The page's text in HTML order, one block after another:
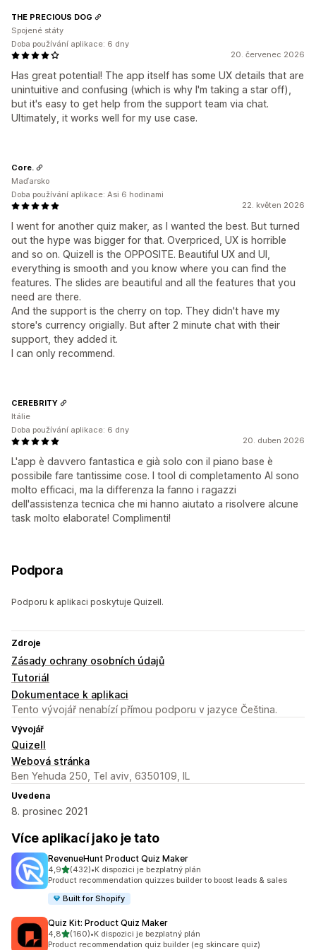
20. červenec 2026
Has great potential! The app itself has some UX details that are
unintuitive and confusing (which is why I'm taking a star off),
but it's easy to get help from the support team via chat.
Ultimately, it works well for my use case.
THE PRECIOUS DOG
Spojené státy
Doba používání aplikace: 6 dny
22. květen 2026
I went for another quiz maker, as I wanted the best. But turned
out the hype was bigger for that. Overpriced, UX is horrible
and so on. Quizell is the OPPOSITE. Beautiful UX and UI,
everything is smooth and you know where you can find the
features. The slides are beautiful and all the features that you
need are there.
And the support is the cherry on top. They didn't have my
store's currency origially. But after 2 minute chat with their
support, they added it.
I can only recommend.
Core.
Maďarsko
Doba používání aplikace: Asi 6 hodinami
20. duben 2026
L'app è davvero fantastica e già solo con il piano base è
possibile fare tantissime cose. I tool di completamento AI sono
molto efficaci, ma la differenza la fanno i ragazzi
dell'assistenza tecnica che mi hanno aiutato a risolvere alcune
task molto elaborate! Complimenti!
CEREBRITY
Itálie
Doba používání aplikace: 6 dny
Podpora
Podporu k aplikaci poskytuje Quizell.
Zdroje
Zásady ochrany osobních údajů
Tutoriál
Dokumentace k aplikaci
Tento vývojář nenabízí přímou podporu v jazyce Čeština.
Vývojář
Quizell
Webová stránka
Ben Yehuda 250, Tel aviv, 6350109, IL
Uvedena
8. prosinec 2021
Více aplikací jako je tato
RevenueHunt Product Quiz Maker
4,9z 5 hvězd
(432)
Celkový počet recenzí: 432
•K dispozici je bezplatný plán
Product recommendation quizzes builder to boost leads & sales
Built for Shopify
Quiz Kit: Product Quiz Maker
4,8z 5 hvězd
(160)
Celkový počet recenzí: 160
•K dispozici je bezplatný plán
Product recommendation quiz builder (eg skincare quiz)